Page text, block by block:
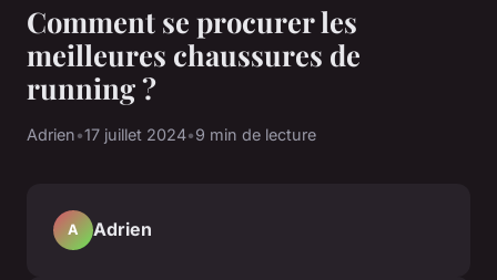
Comment se procurer les
meilleures chaussures de
running ?
Adrien•17 juillet 2024•9 min de lecture
A Adrien